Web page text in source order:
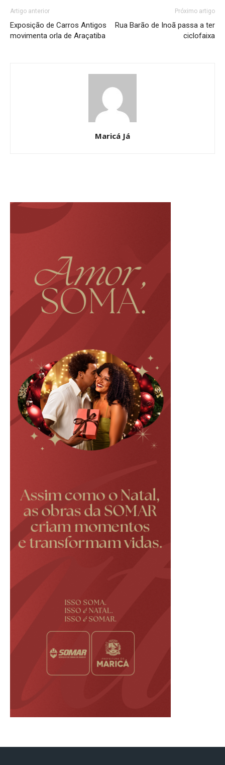
Artigo anterior
Exposição de Carros Antigos
movimenta orla de Araçatiba
Próximo artigo
Rua Barão de Inoã passa a ter
ciclofaixa
Maricá Já